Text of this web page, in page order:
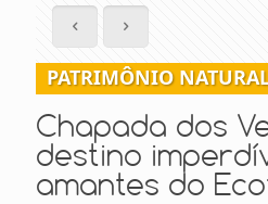
PATRIMÔNIO
Chapada dos
destino
amantes do